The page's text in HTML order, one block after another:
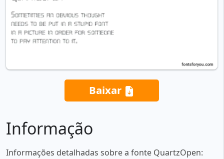
Baixar
Informação
Informações detalhadas sobre a fonte QuartzOpen: